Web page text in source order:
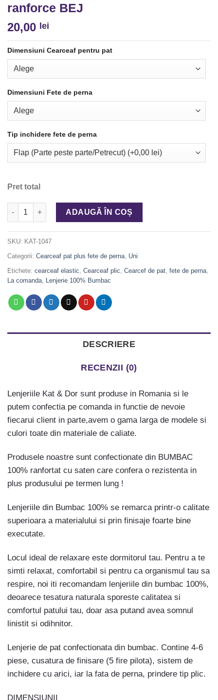
ranforce BEJ
20,00 lei
Dimensiuni Cearceaf pentru pat
Dimensiuni Fete de perna
Tip inchidere fete de perna
Pret total
Cantitate Cearceaf pat plus 2 fete de perna ranforce BEJ
ADAUGĂ ÎN COȘ
SKU: KAT-1047
Categorii: Cearceaf pat plus fete de perna Uni
Etichete: cearceaf elastic Cearceaf plic Cearcef de pat fete de perna
La comanda
Lenjerie 100% Bumbac
DESCRIERE
RECENZII (0)
Lenjeriile Kat & Dor sunt produse in Romania si le
putem confectia pe comanda in functie de nevoie
fiecarui client in parte,avem o gama larga de modele si
culori toate din materiale de caliate.
Produsele noastre sunt confectionate din BUMBAC
100% ranfortat cu saten care confera o rezistenta in
plus produsului pe termen lung !
Lenjeriile din Bumbac 100% se remarca printr-o calitate
superioara a materialului si prin finisaje foarte bine
executate.
Locul ideal de relaxare este dormitorul tau. Pentru a te
simti relaxat, comfortabil si pentru ca organismul tau sa
respire, noi iti recomandam lenjeriile din bumbac 100%,
deoarece tesatura naturala sporeste calitatea si
comfortul patului tau, doar asa putand avea somnul
linistit si odihnitor.
Lenjerie de pat confectionata din bumbac. Contine 4-6
piese, cusatura de finisare (5 fire pilota), sistem de
inchidere cu arici, iar la fata de perna, prindere tip plic.
DIMENSIUNII